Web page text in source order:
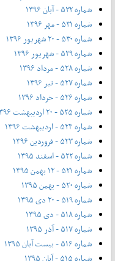
شماره ۵۳۲ - آبان ۱۳۹۶
شماره ۵۳۱ - مهر ۱۳۹۶
شماره ۵۳۰ - ۲۰ شهریور ۱۳۹۶
شماره ۵۲۹ - شهریور ۱۳۹۶
شماره ۵۲۸ - مرداد ۱۳۹۶
شماره ۵۲۷ - تیر ۱۳۹۶
شماره ۵۲۶ - خرداد ۱۳۹۶
شماره ۵۲۵ - ۲۰ اردیبهشت ۱۳۹۶
شماره ۵۲۴ - اردیبهشت ۱۳۹۶
شماره ۵۲۳ - فروردین ۱۳۹۶
شماره ۵۲۲ - اسفند ۱۳۹۵
شماره ۵۲۱ - ۱۲ بهمن ۱۳۹۵
شماره ۵۲۰ - بهمن ۱۳۹۵
شماره ۵۱۹ - ۲۰ دی ۱۳۹۵
شماره ۵۱۸ - دی ۱۳۹۵
شماره ۵۱۷ - آذر ۱۳۹۵
شماره ۵۱۶ - بیست آبان ۱۳۹۵